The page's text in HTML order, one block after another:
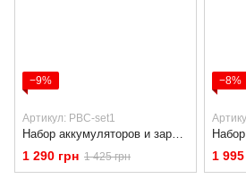
−9%
Артикул: PBC-set1
Набор аккумуляторов и зарядных устройств Procraft PBC-set1 (20/2 АКБ и ЗУ)
1 290 грн 1 425 грн
−8%
1